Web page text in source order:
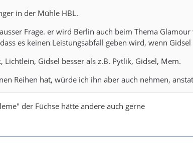
in der Mühle HBL.
Frage. er wird Berlin auch beim Thema
es keinen Leistungsabfall geben wird, wenn
Gidsel besser als z.B. Pytlik, Gidsel, Mem.
Reihen hat, würde ich ihn aber auch nehmen,
der Füchse hätte andere auch gerne